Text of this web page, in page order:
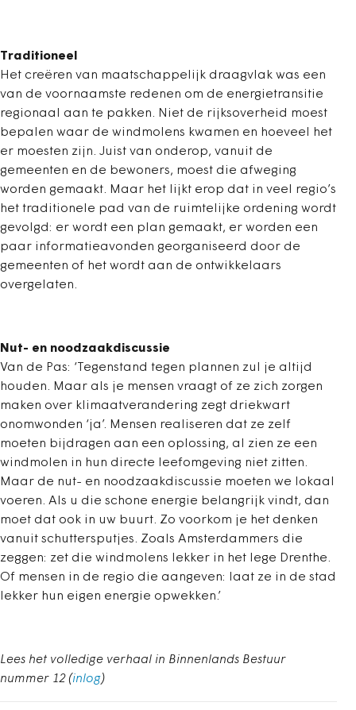
Traditioneel
Het creëren van maatschappelijk draagvlak was een
van de voornaamste redenen om de energietransitie
regionaal aan te pakken. Niet de rijksoverheid moest
bepalen waar de windmolens kwamen en hoeveel het
er moesten zijn. Juist van onderop, vanuit de
gemeenten en de bewoners, moest die afweging
worden gemaakt. Maar het lijkt erop dat in veel regio’s
het traditionele pad van de ruimtelijke ordening wordt
gevolgd: er wordt een plan gemaakt, er worden een
paar informatieavonden georganiseerd door de
gemeenten of het wordt aan de ontwikkelaars
overgelaten.
Nut- en noodzaakdiscussie
Van de Pas: ‘Tegenstand tegen plannen zul je altijd
houden. Maar als je mensen vraagt of ze zich zorgen
maken over klimaatverandering zegt driekwart
onomwonden ‘ja’. Mensen realiseren dat ze zelf
moeten bijdragen aan een oplossing, al zien ze een
windmolen in hun directe leefomgeving niet zitten.
Maar de nut- en noodzaakdiscussie moeten we lokaal
voeren. Als u die schone energie belangrijk vindt, dan
moet dat ook in uw buurt. Zo voorkom je het denken
vanuit schuttersputjes. Zoals Amsterdammers die
zeggen: zet die windmolens lekker in het lege Drenthe.
Of mensen in de regio die aangeven: laat ze in de stad
lekker hun eigen energie opwekken.’
Lees het volledige verhaal in Binnenlands Bestuur
nummer 12 (inlog)